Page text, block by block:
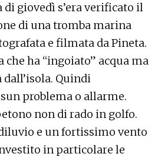
giovedì s’era verificato il
di una tromba marina
e filmata da Pineta.
ha “ingoiato” acqua ma
Quindi
problema o allarme.
non di rado in golfo.
e un fortissimo vento
in particolare le